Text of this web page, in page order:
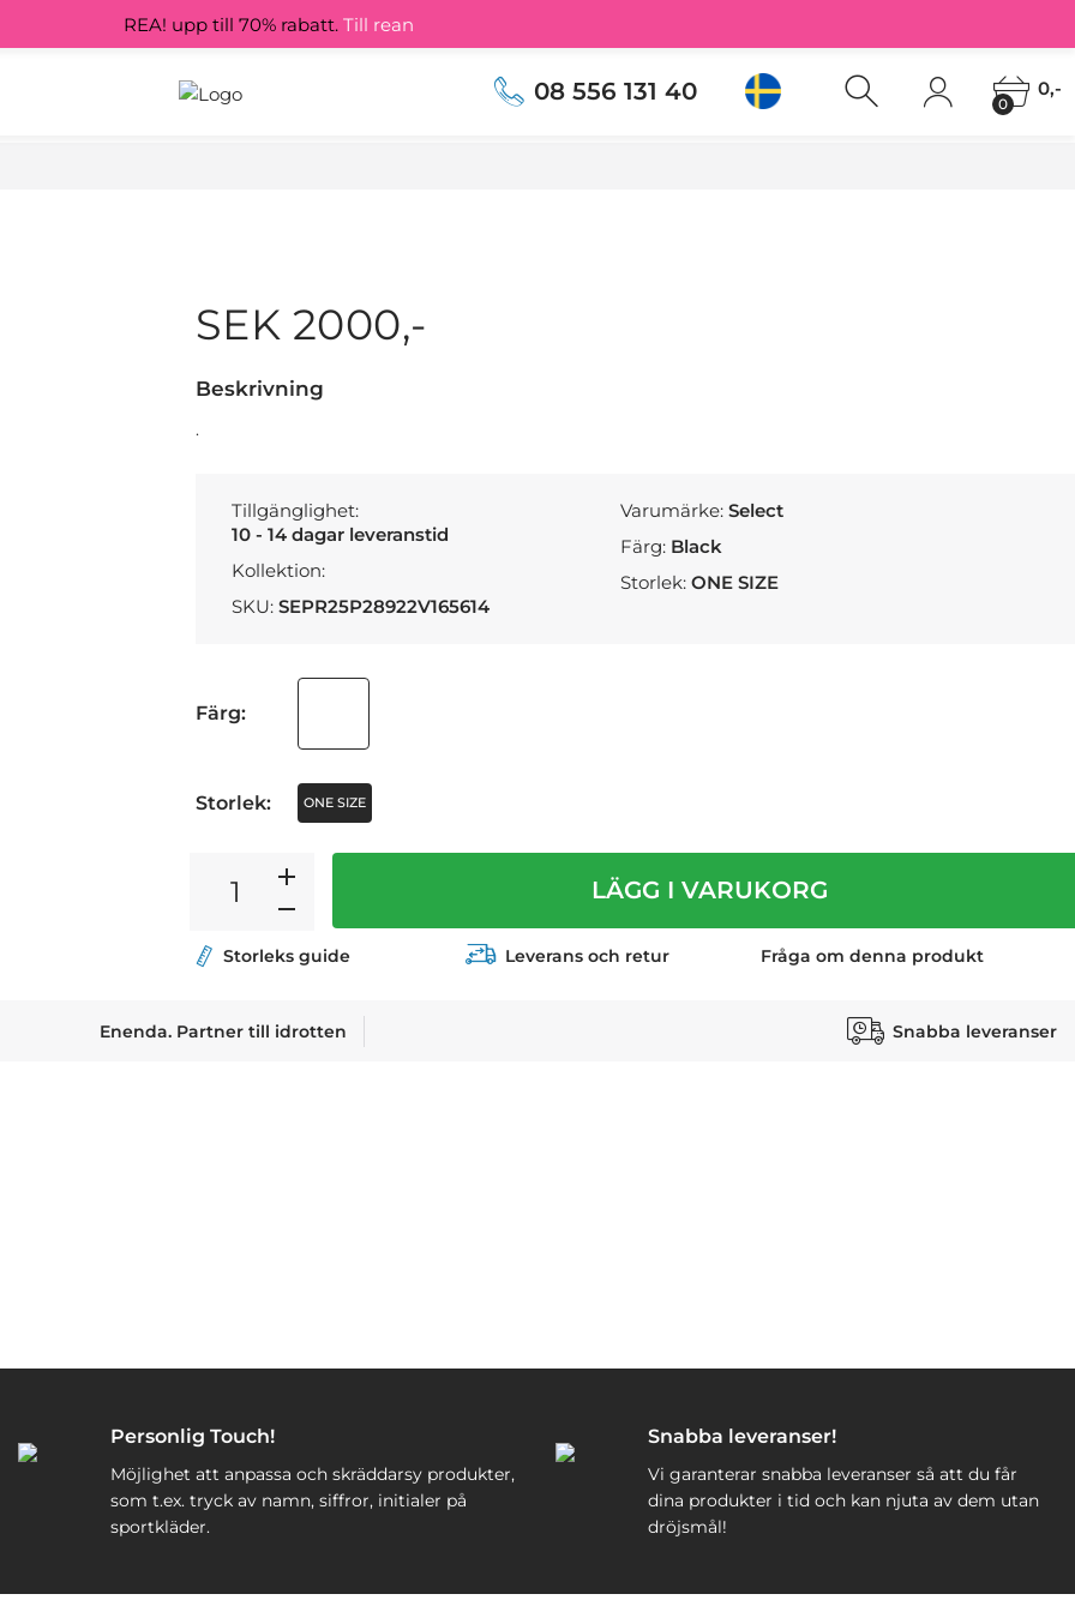
08 556 131 40 0
0,-
REA! upp till 70% rabatt. Till rean
SEK 2000,-
Beskrivning
.
Tillgänglighet:
10 - 14 dagar leveranstid
Kollektion:
SKU: SEPR25P28922V165614
Varumärke:Select
Färg: Black
Storlek:ONE SIZE
Färg:
Storlek: ONE SIZE
LÄGG I VARUKORG
Storleks guide Leverans och retur Fråga om denna produkt
Enenda. Partner till idrotten Snabba leveranser
Personlig Touch!
Möjlighet att anpassa och skräddarsy produkter,
som t.ex. tryck av namn, siffror, initialer på
sportkläder.
Snabba leveranser!
Vi garanterar snabba leveranser så att du får
dina produkter i tid och kan njuta av dem utan
dröjsmål!